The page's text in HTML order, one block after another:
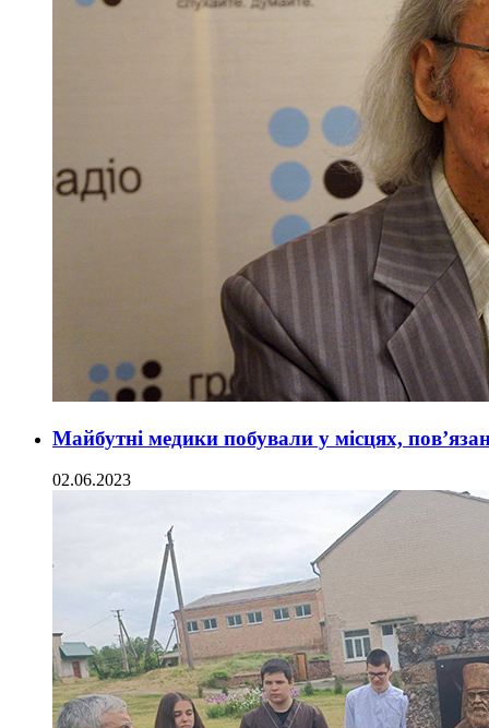
Майбутні медики побували у місцях,
02.06.2023